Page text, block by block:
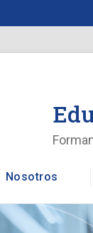
Nosotros